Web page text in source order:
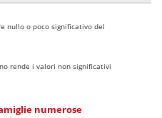
nullo o poco significativo del
rende i valori non significativi
numerose